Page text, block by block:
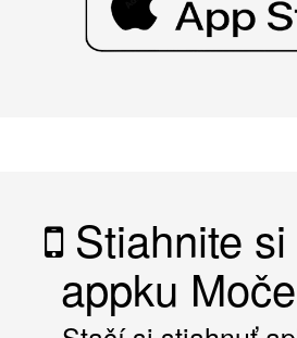
Stiahnite si
appku